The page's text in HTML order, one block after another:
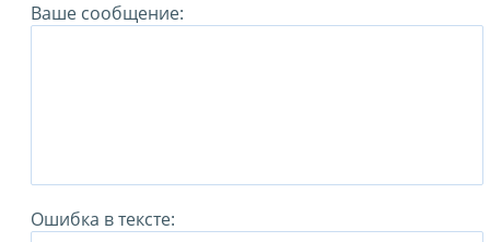
Ваше сообщение:
Ошибка в тексте: